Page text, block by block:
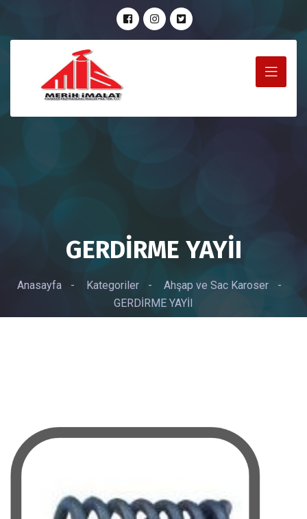
GERDİRME YAYİI
Anasayfa - Kategoriler - Ahşap ve Sac Karoser
-
GERDİRME YAYİI